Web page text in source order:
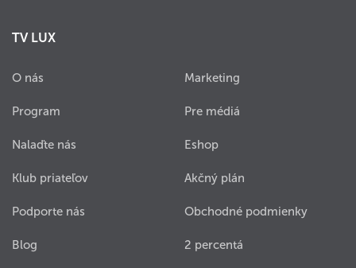
TV LUX
O nás
Program
Nalaďte nás
Klub priateľov
Podporte nás
Blog
Marketing
Pre médiá
Eshop
Akčný plán
Obchodné podmienky
2 percentá